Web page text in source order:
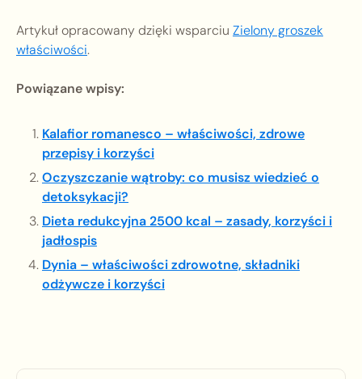
Artykuł opracowany dzięki wsparciu Zielony groszek
właściwości.
Powiązane wpisy:
Kalafior romanesco – właściwości, zdrowe
przepisy i korzyści
Oczyszczanie wątroby: co musisz wiedzieć o
detoksykacji?
Dieta redukcyjna 2500 kcal – zasady, korzyści i
jadłospis
Dynia – właściwości zdrowotne, składniki
odżywcze i korzyści